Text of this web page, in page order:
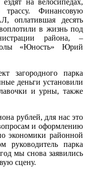
Финансовую
оплатившая десять
в жизнь под
района, –
«Юность» Юрий
загородного парка
деньги установили
и урны, также
рублей, для нас это
и оформлению
экономики районной
руководитель парка
мы снова заявились
сцену.